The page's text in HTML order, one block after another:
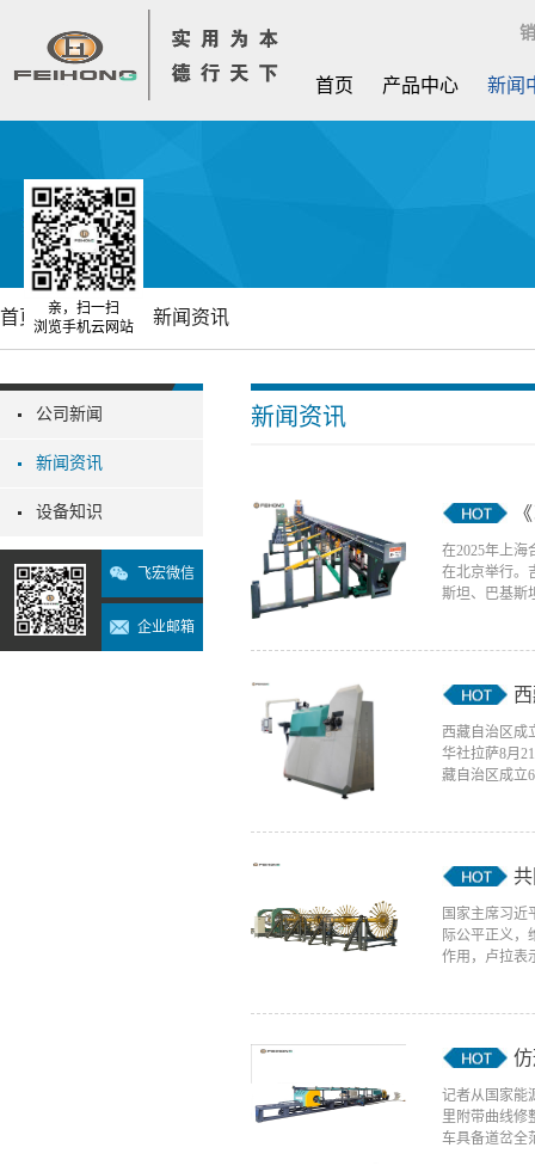
首页 产品中心 新闻
公司新闻
新闻资讯
设备知识
飞宏微信
企业邮箱
首页 新闻中心 新闻资讯
新闻资讯
在2025年上海
在北京举行。
斯坦、巴基斯
西藏自治区成
华社拉萨8月
藏自治区成立
国家主席习近
际公平正义，
作用，卢拉表
记者从国家能
里附带曲线修
车具备道岔全
亲，扫一扫
浏览手机云网站